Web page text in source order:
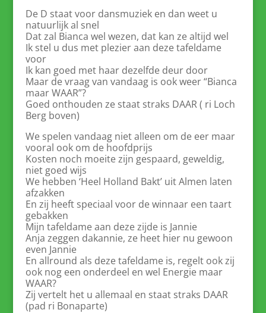
De D staat voor dansmuziek en dan weet u
natuurlijk al snel
Dat zal Bianca wel wezen, dat kan ze altijd wel
Ik stel u dus met plezier aan deze tafeldame
voor
Ik kan goed met haar dezelfde deur door
Maar de vraag van vandaag is ook weer “Bianca
maar WAAR”?
Goed onthouden ze staat straks DAAR ( ri Loch
Berg boven)
We spelen vandaag niet alleen om de eer maar
vooral ook om de hoofdprijs
Kosten noch moeite zijn gespaard, geweldig,
niet goed wijs
We hebben ‘Heel Holland Bakt’ uit Almen laten
afzakken
En zij heeft speciaal voor de winnaar een taart
gebakken
Mijn tafeldame aan deze zijde is Jannie
Anja zeggen dakannie, ze heet hier nu gewoon
even Jannie
En allround als deze tafeldame is, regelt ook zij
ook nog een onderdeel en wel Energie maar
WAAR?
Zij vertelt het u allemaal en staat straks DAAR
(pad ri Bonaparte)